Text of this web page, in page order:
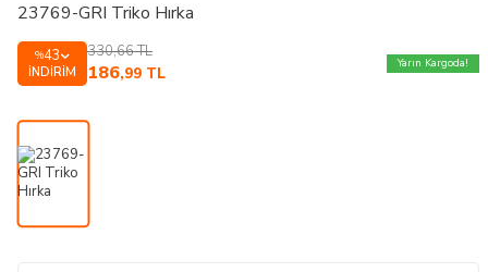
23769-GRI Triko Hırka
%43
İNDIRIM
330,66TL
186,99 TL
Yarın Kargoda!